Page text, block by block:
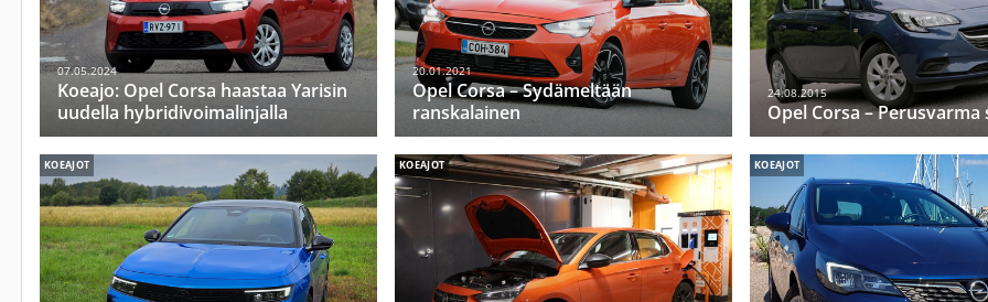
07.05.2024
Koeajo: Opel Corsa haastaa Yarisin
uudella hybridivoimalinjalla
20.01.2021
Opel Corsa – Sydämeltään
ranskalainen
24.08.2015
Opel Corsa –
KOEAJOT KOEAJOT KOEAJOT